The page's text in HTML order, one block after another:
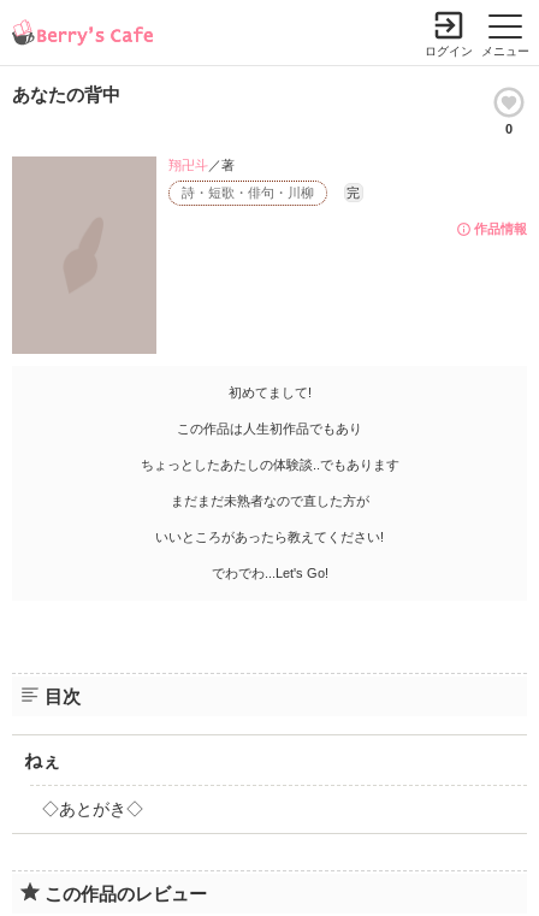
メニュー
ログイン
あなたの背中
0
作品情報
詩・短歌・俳句・川柳 完
翔卍斗／著
初めてまして!
この作品は人生初作品でもあり
ちょっとしたあたしの体験談..でもあります
まだまだ未熟者なので直した方が
いいところがあったら教えてください!
でわでわ...Let's Go!
目次
ねぇ
◇あとがき◇
この作品のレビュー